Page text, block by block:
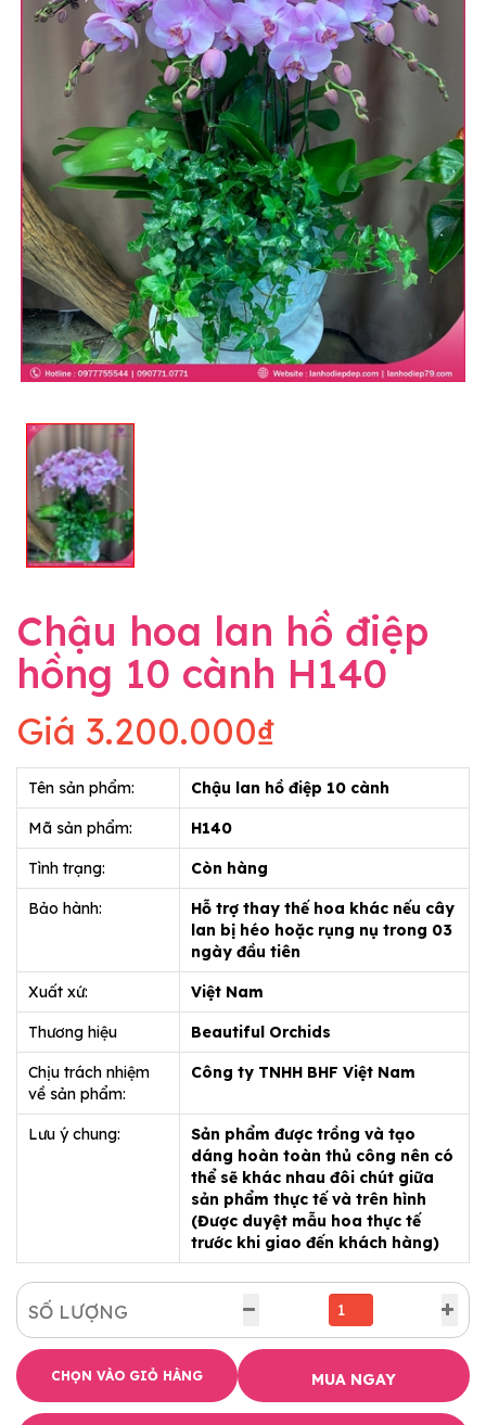
Chậu hoa lan hồ điệp
hồng 10 cành H140
Giá 3.200.000₫
Tên sản phẩm: Chậu lan hồ điệp 10 cành
Mã sản phẩm: H140
Tình trạng: Còn hàng
Bảo hành:
Hỗ trợ thay thế hoa khác nếu cây
lan bị héo hoặc rụng nụ trong 03
ngày đầu tiên
Xuất xứ: Việt Nam
Thương hiệu Beautiful Orchids
Chịu trách nhiệm
về sản phẩm:
Công ty TNHH BHF Việt Nam
Lưu ý chung:
Sản phẩm được trồng và tạo
dáng hoàn toàn thủ công nên có
thể sẽ khác nhau đôi chút giữa
sản phẩm thực tế và trên hình
(Được duyệt mẫu hoa thực tế
trước khi giao đến khách hàng)
SỐ LƯỢNG
CHỌN VÀO GIỎ HÀNG MUA NGAY